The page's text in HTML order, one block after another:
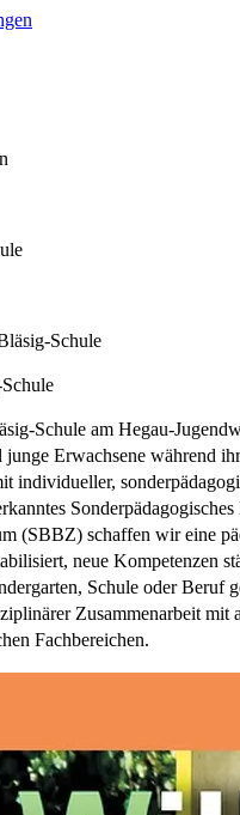
Schule
Schule am Hegau-
junge Erwachsene während
individueller,
(SBBZ) schaffen wir eine
neue Kompetenzen
Schule oder Beruf
Zusammenarbeit mit
Fachbereichen.